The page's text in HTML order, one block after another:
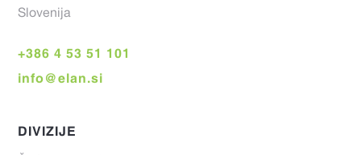
Slovenija
+386 4 53 51 101
info@elan.si
DIVIZIJE